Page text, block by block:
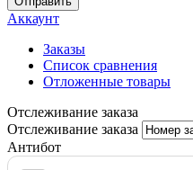
Аккаунт
Заказы
Список сравнения
Отложенные товары
Отслеживание заказа
Отслеживание заказа
Антибот